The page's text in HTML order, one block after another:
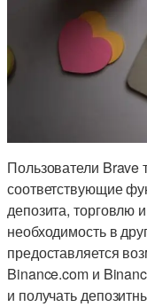
Пользователи Brave
соответствующие
депозита, торговлю
необходимость в
предоставляется
Binance.com и
и получать